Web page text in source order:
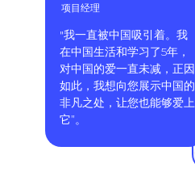
项目经理
"我一直被中国吸引着。我
在中国生活和学习了5年，
对中国的爱一直未减，正因
如此，我想向您展示中国的
非凡之处，让您也能够爱上
它”。